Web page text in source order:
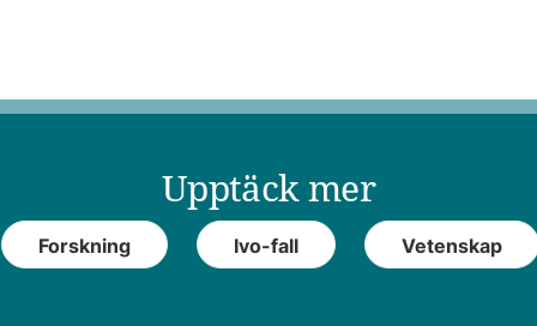
Upptäck mer
Forskning Ivo-fall Vetenskap